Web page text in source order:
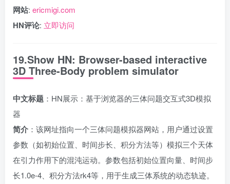
网站: ericmigi.com
HN评论: 立即访问
19.Show HN: Browser-based interactive
3D Three-Body problem simulator
中文标题 ：HN展示：基于浏览器的三体问题交互式3D模拟
器
简介 ：该网址指向一个三体问题模拟器网站，用户通过设置
参数（如初始位置、时间步长、积分方法等）模拟三个天体
在引力作用下的混沌运动。参数包括初始位置向量、时间步
长1.0e-4、积分方法rk4等，用于生成三体系统的动态轨迹。